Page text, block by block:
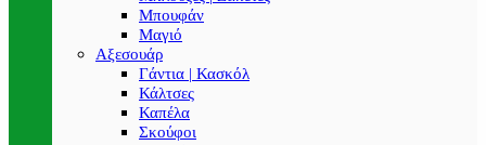
Μπουφάν
Μαγιό
Αξεσουάρ
Γάντια | Κασκόλ
Κάλτσες
Καπέλα
Σκούφοι